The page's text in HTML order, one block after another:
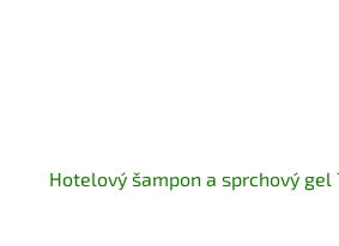
Hotelový šampon a sprchový gel